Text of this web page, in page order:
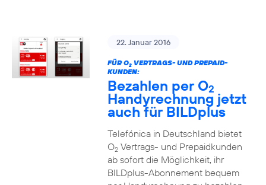
22. Januar 2016
FÜR O2VERTRAGS- UND PREPAID-
KUNDEN:
Bezahlen per O2
Handyrechnung jetzt
auch für BILDplus
Telefónica in Deutschland bietet
O2Vertrags- und Prepaidkunden
ab sofort die Möglichkeit, ihr
BILDplus-Abonnement bequem